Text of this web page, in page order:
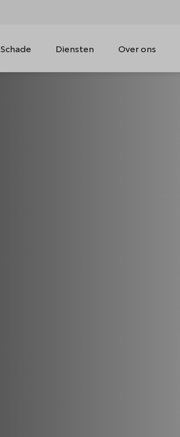
Schade Diensten Over ons